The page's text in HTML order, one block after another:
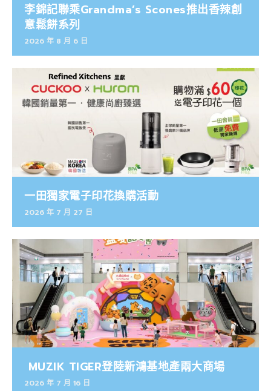
李錦記聯乘Grandma’s Scones推出香辣創
意鬆餅系列
2026 年 8 月 6 日
一田獨家電子印花換購活動
2026 年 7 月 27 日
MUZIK TIGER登陸新鴻基地產兩大商場
2026 年 7 月 16 日